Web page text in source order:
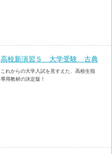
高校新演習Ｓ 大学受験 古典
これからの大学入試を見すえた、高校生指
導用教材の決定版！